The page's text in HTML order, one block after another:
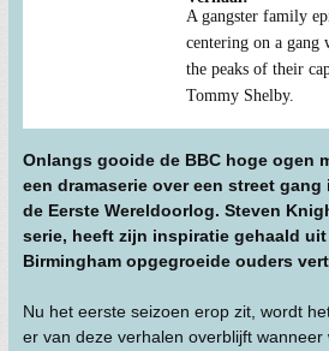
A gangster family
centering on a gang
the peaks of their
Tommy Shelby.
Onlangs gooide de BBC hoge ogen
een dramaserie over een street
de Eerste Wereldoorlog. Steven
serie, heeft zijn inspiratie gehaald
Birmingham opgegroeide ouders
Nu het eerste seizoen erop zit, wordt
er van deze verhalen overblijft wanneer